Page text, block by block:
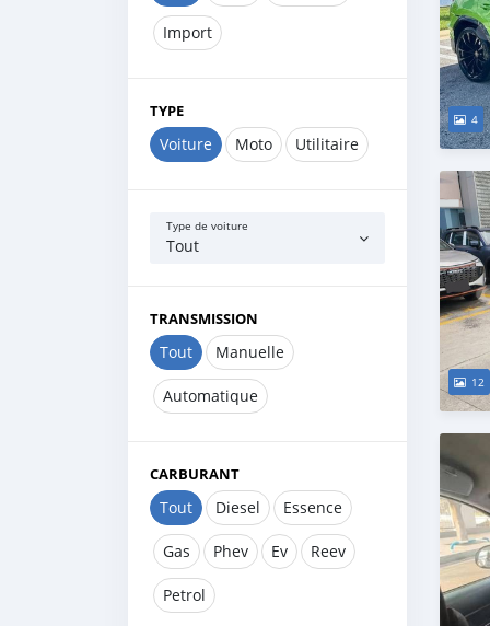
Import
TYPE
Voiture Moto Utilitaire
Type de voiture
Tout
TRANSMISSION
Tout Manuelle
Automatique
CARBURANT
Tout Diesel Essence
Gas Phev Ev Reev
Petrol
4
12